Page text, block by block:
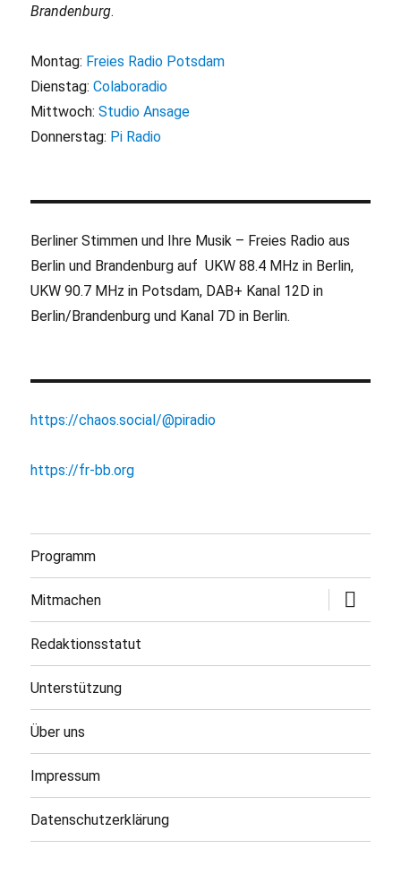
Brandenburg.
Montag: Freies Radio Potsdam
Dienstag:Colaboradio
Mittwoch:Studio Ansage
Donnerstag: Pi Radio
Berliner Stimmen und Ihre Musik – Freies Radio aus
Berlin und Brandenburg auf UKW 88.4 MHz in Berlin,
UKW 90.7 MHz in Potsdam, DAB+ Kanal 12D in
Berlin/Brandenburg und Kanal 7D in Berlin.
https://chaos.social/@piradio
https://fr-bb.org
Programm
Mitmachen
öffnen
Redaktionsstatut
Unterstützung
Über uns
Impressum
Datenschutzerklärung